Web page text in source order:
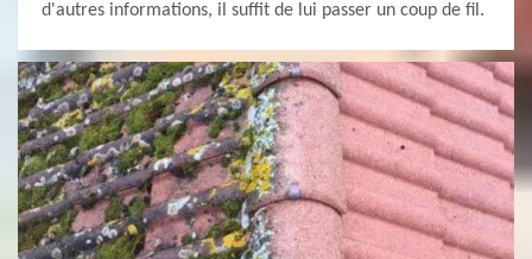
d'autres informations, il suffit de lui passer un coup de fil.